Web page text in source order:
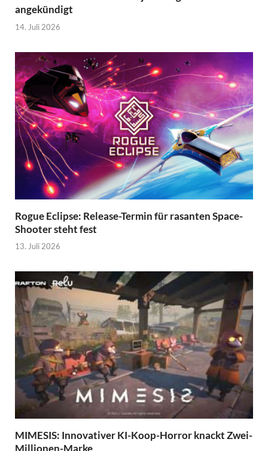
angekündigt
14. Juli 2026
Rogue Eclipse: Release-Termin für rasanten Space-
Shooter steht fest
13. Juli 2026
MIMESIS: Innovativer KI-Koop-Horror knackt Zwei-
Millionen-Marke